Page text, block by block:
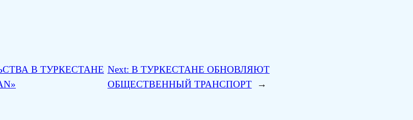
В ТУРКЕСТАНЕ Next: В ТУРКЕСТАНЕ ОБНОВЛЯЮТ
ОБЩЕСТВЕННЫЙ ТРАНСПОРТ
→